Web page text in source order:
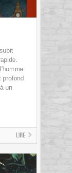
profond
un
Lire